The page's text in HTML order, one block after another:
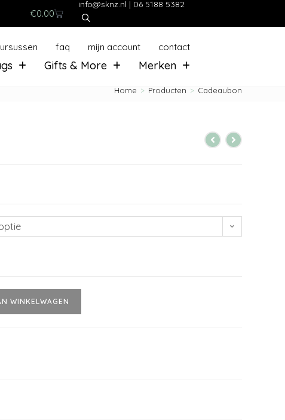
€0.00
info@sknz.nl | 06 5188 5382
faq mijn account contact
Gifts & More Merken
Home > Producten > Cadeaubon
WINKELWAGEN